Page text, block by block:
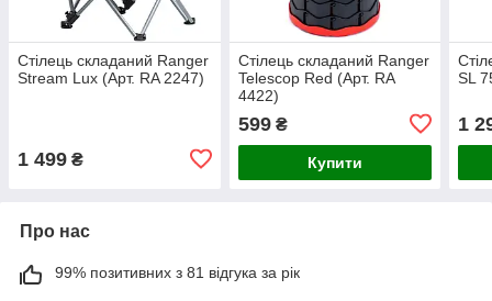
Стілець складаний Ranger
Stream Lux (Арт. RA 2247)
1 499 ₴
Стілець складаний Ranger
Telescop Red (Арт. RA
4422)
599₴
Купити
SL
1
Про нас
99% позитивних з 81 відгука за рік